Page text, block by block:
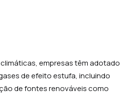
empresas têm adotado
de efeito estufa, incluindo
de fontes renováveis como